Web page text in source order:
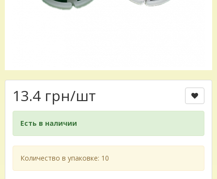
13.4 грн/шт
Есть в наличии
Количество в упаковке: 10